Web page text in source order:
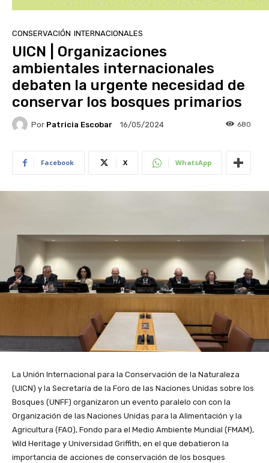
CONSERVACIÓN INTERNACIONALES
UICN | Organizaciones
ambientales internacionales
debaten la urgente necesidad de
conservar los bosques primarios
Por Patricia Escobar 16/05/2024 680
Facebook X WhatsApp
La Unión Internacional para la Conservación de la Naturaleza
(UICN) y la Secretaría de la Foro de las Naciones Unidas sobre los
Bosques (UNFF) organizaron un evento paralelo con con la
Organización de las Naciones Unidas para la Alimentación y la
Agricultura (FAO), Fondo para el Medio Ambiente Mundial (FMAM),
Wild Heritage y Universidad Griffith, en el que debatieron la
importancia de acciones de conservación de los bosques